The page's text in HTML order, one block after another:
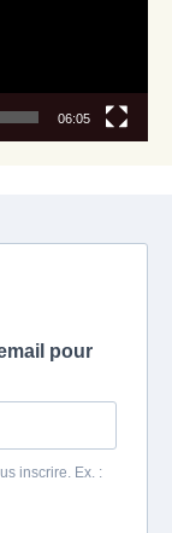
06:05